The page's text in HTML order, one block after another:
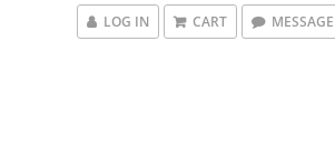
LOG IN CART MESSAGE